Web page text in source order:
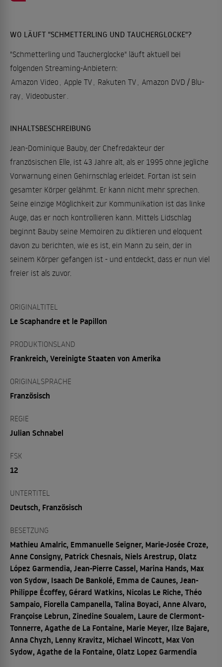
WO LÄUFT "SCHMETTERLING UND TAUCHERGLOCKE"?
"Schmetterling und Taucherglocke" läuft aktuell bei
folgenden Streaming-Anbietern:
Amazon Video , Apple TV, Rakuten TV, Amazon DVD / Blu-
ray, Videobuster.
INHALTSBESCHREIBUNG
Jean-Dominique Bauby, der Chefredakteur der
französischen Elle, ist 43 Jahre alt, als er 1995 ohne jegliche
Vorwarnung einen Gehirnschlag erleidet. Fortan ist sein
gesamter Körper gelähmt. Er kann nicht mehr sprechen.
Seine einzige Möglichkeit zur Kommunikation ist das linke
Auge, das er noch kontrollieren kann. Mittels Lidschlag
beginnt Bauby seine Memoiren zu diktieren und eloquent
davon zu berichten, wie es ist, ein Mann zu sein, der in
seinem Körper gefangen ist - und entdeckt, dass er nun viel
freier ist als zuvor.
ORIGINALTITEL
Le Scaphandre et le Papillon
PRODUKTIONSLAND
Frankreich, Vereinigte Staaten von Amerika
ORIGINALSPRACHE
Französisch
REGIE
Julian Schnabel
FSK
12
UNTERTITEL
Deutsch, Französisch
BESETZUNG
Mathieu Amalric, Emmanuelle Seigner, Marie-Josée Croze,
Anne Consigny, Patrick Chesnais, Niels Arestrup, Olatz
López Garmendia, Jean-Pierre Cassel, Marina Hands, Max
von Sydow, Isaach De Bankolé, Emma de Caunes, Jean-
Philippe Écoffey, Gérard Watkins, Nicolas Le Riche, Théo
Sampaio, Fiorella Campanella, Talina Boyaci, Anne Alvaro,
Françoise Lebrun, Zinedine Soualem, Laure de Clermont-
Tonnerre, Agathe de La Fontaine, Marie Meyer, Ilze Bajare,
Anna Chyzh, Lenny Kravitz, Michael Wincott, Max Von
Sydow, Agathe de la Fontaine, Olatz Lopez Garmendia